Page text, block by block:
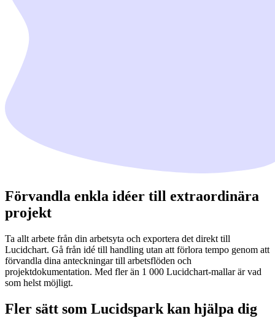
Förvandla enkla idéer till extraordinära
projekt
Ta allt arbete från din arbetsyta och exportera det direkt till
Lucidchart. Gå från idé till handling utan att förlora tempo genom att
förvandla dina anteckningar till arbetsflöden och
projektdokumentation. Med fler än 1 000 Lucidchart-mallar är vad
som helst möjligt.
Fler sätt som Lucidspark kan hjälpa dig